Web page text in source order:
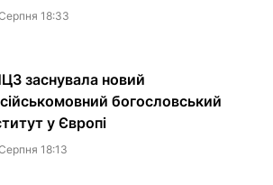
18:33
заснувала новий
богословський
у Європі
18:13